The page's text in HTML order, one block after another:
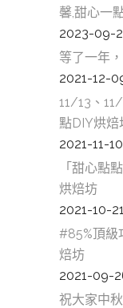
馨,甜心一
2023-09-
等了一年
2021-12-
11/13、
點DIY烘焙
2021-11-10
「甜心點
烘焙坊
2021-10-21
#85%頂級
焙坊
2021-09-
祝大家中